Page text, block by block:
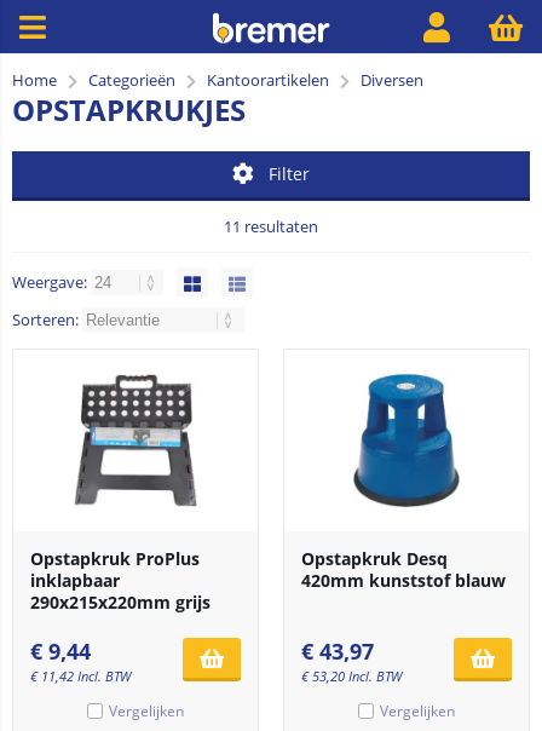
Home Categorieën Kantoorartikelen Diversen
OPSTAPKRUKJES
Filter
11 resultaten
Weergave:
Sorteren:
Opstapkruk ProPlus
inklapbaar
290x215x220mm grijs
€ 9,44
€ 11,42 Incl. BTW
Vergelijken
Opstapkruk Desq
420mm kunststof blauw
€ 43,97
€53,20 Incl. BTW
Vergelijken